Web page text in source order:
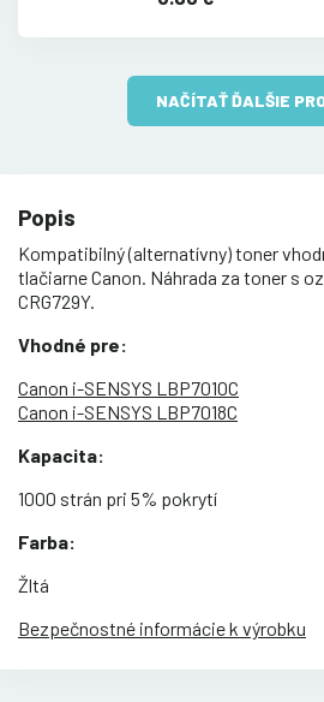
NAČÍTAŤ ĎALŠIE
Popis
Kompatibilný (alternatívny) toner
tlačiarne Canon. Náhrada za toner s
CRG729Y.
Vhodné pre:
Canon i-SENSYS LBP7010C
Canon i-SENSYS LBP7018C
Kapacita:
1000 strán pri 5% pokrytí
Farba:
Žltá
Bezpečnostné informácie k výrobku